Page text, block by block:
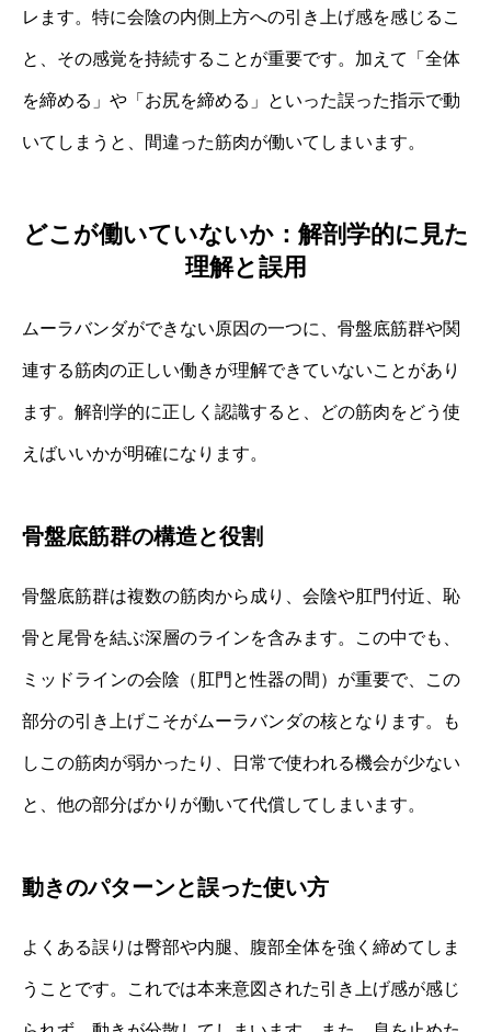
レます。特に会陰の内側上方への引き上げ感を感じるこ
と、その感覚を持続することが重要です。加えて「全体
を締める」や「お尻を締める」といった誤った指示で動
いてしまうと、間違った筋肉が働いてしまいます。
どこが働いていないか：解剖学的に見た
理解と誤用
ムーラバンダができない原因の一つに、骨盤底筋群や関
連する筋肉の正しい働きが理解できていないことがあり
ます。解剖学的に正しく認識すると、どの筋肉をどう使
えばいいかが明確になります。
骨盤底筋群の構造と役割
骨盤底筋群は複数の筋肉から成り、会陰や肛門付近、恥
骨と尾骨を結ぶ深層のラインを含みます。この中でも、
ミッドラインの会陰（肛門と性器の間）が重要で、この
部分の引き上げこそがムーラバンダの核となります。も
しこの筋肉が弱かったり、日常で使われる機会が少ない
と、他の部分ばかりが働いて代償してしまいます。
動きのパターンと誤った使い方
よくある誤りは臀部や内腿、腹部全体を強く締めてしま
うことです。これでは本来意図された引き上げ感が感じ